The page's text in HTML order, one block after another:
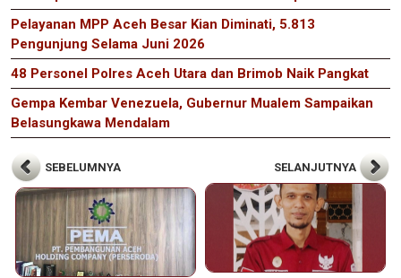
Pelayanan MPP Aceh Besar Kian Diminati, 5.813
Pengunjung Selama Juni 2026
48 Personel Polres Aceh Utara dan Brimob Naik Pangkat
Gempa Kembar Venezuela, Gubernur Mualem Sampaikan
Belasungkawa Mendalam
SEBELUMNYA SELANJUTNYA